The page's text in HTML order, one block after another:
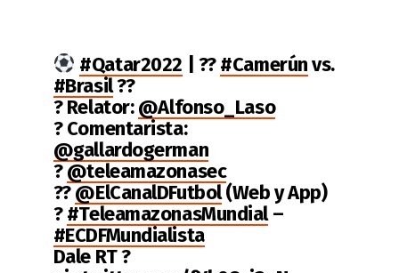
#Qatar2022 | ??#Camerúnvs.
#Brasil??
? Relator:@Alfonso_Laso
? Comentarista:
@gallardogerman
?@teleamazonasec
??@ElCanalDFutbol(Web y App)
?#TeleamazonasMundial–
#ECDFMundialista
Dale RT ?